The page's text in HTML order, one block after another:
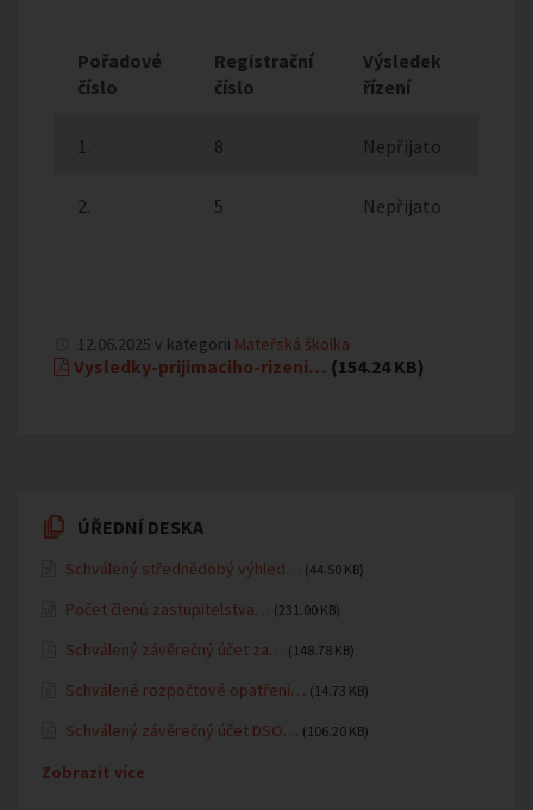
Pořadové
číslo
Registrační
číslo
Výsledek
řízení
1. 8 Nepřijato
2. 5 Nepřijato
12.06.2025 v kategorii Mateřská školka
Vysledky-prijimaciho-rizeni… (154.24 KB)
ÚŘEDNÍ DESKA
Schválený střednědobý výhled… (44.50 KB)
Počet členů zastupitelstva… (231.00 KB)
Schválený závěrečný účet za… (148.78 KB)
Schválené rozpočtové opatření… (14.73 KB)
Schválený závěrečný účet DSO… (106.20 KB)
Zobrazit více